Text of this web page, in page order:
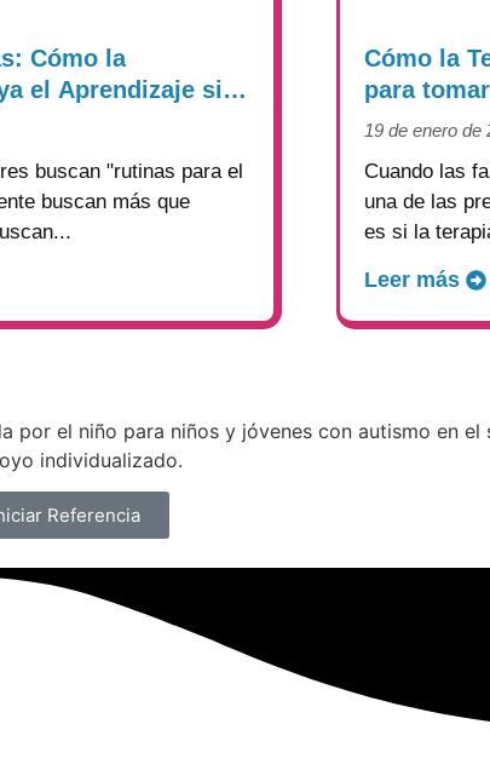
Cómo la
el Aprendizaje sin
buscan "rutinas para el
buscan más que
Cómo la
para
19 de enero de
Cuando las
una de las
es si la
Leer más
el niño para niños y jóvenes con autismo en
individualizado.
Referencia